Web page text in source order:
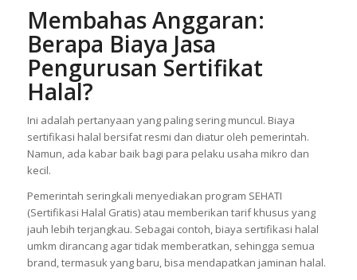
Membahas Anggaran:
Berapa Biaya Jasa
Pengurusan Sertifikat
Halal?
Ini adalah pertanyaan yang paling sering muncul. Biaya
sertifikasi halal bersifat resmi dan diatur oleh pemerintah.
Namun, ada kabar baik bagi para pelaku usaha mikro dan
kecil.
Pemerintah seringkali menyediakan program SEHATI
(Sertifikasi Halal Gratis) atau memberikan tarif khusus yang
jauh lebih terjangkau. Sebagai contoh, biaya sertifikasi halal
umkm dirancang agar tidak memberatkan, sehingga semua
brand, termasuk yang baru, bisa mendapatkan jaminan halal.